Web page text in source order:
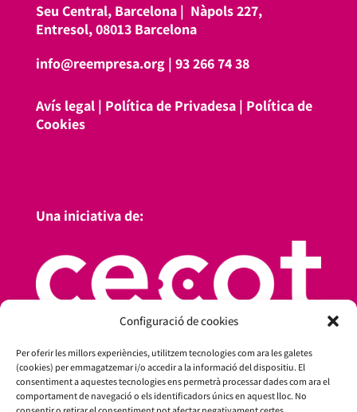
Configuració de cookies
Per oferir les millors experiències, utilitzem tecnologies com ara les galetes
(cookies) per emmagatzemar i/o accedir a la informació del dispositiu. El
consentiment a aquestes tecnologies ens permetrà processar dades com ara el
comportament de navegació o els identificadors únics en aquest lloc. No
Seu Central, Barcelona | Nàpols 227,
Entresol, 08013 Barcelona
info@reempresa.org| 93 266 74 38
Avís legal| Política de Privadesa| Política de
Cookies
Una iniciativa de: